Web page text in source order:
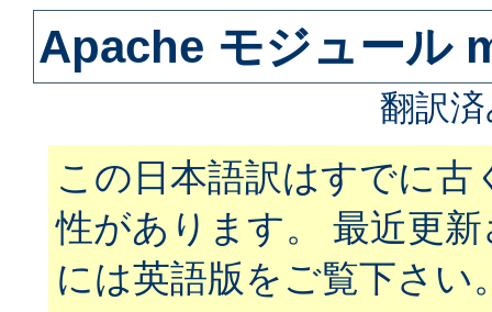
Apache モジュール
翻訳
この日本語訳はすでに古
性があります。 最近更
には英語版をご覧下さい